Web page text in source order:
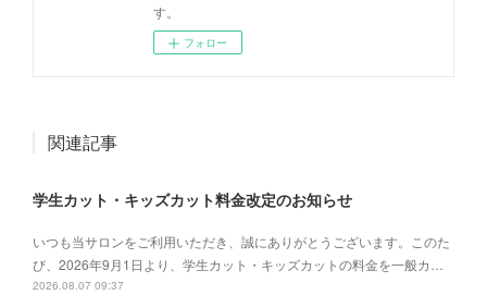
す。
フォロー
関連記事
学生カット・キッズカット料金改定のお知らせ
いつも当サロンをご利用いただき、誠にありがとうございます。このた
び、2026年9月1日より、学生カット・キッズカットの料金を一般カ…
2026.08.07 09:37